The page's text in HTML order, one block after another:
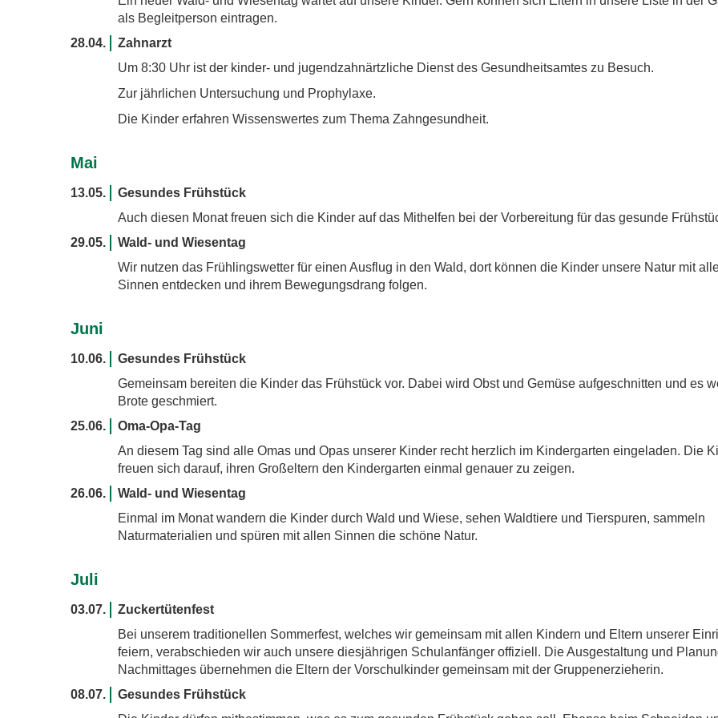
als Begleitperson eintragen.
28.04.
Zahnarzt
Um 8:30 Uhr ist der kinder- und jugendzahnärtzliche Dienst des Gesundheitsamtes zu Besuch.
Zur jährlichen Untersuchung und Prophylaxe.
Die Kinder erfahren Wissenswertes zum Thema Zahngesundheit.
Mai
13.05.
Gesundes Frühstück
Auch diesen Monat freuen sich die Kinder auf das Mithelfen bei der Vorbereitung für das gesunde
29.05.
Wald- und Wiesentag
Wir nutzen das Frühlingswetter für einen Ausflug in den Wald, dort können die Kinder unsere Natur mit
Sinnen entdecken und ihrem Bewegungsdrang folgen.
Juni
10.06.
Gesundes Frühstück
Gemeinsam bereiten die Kinder das Frühstück vor. Dabei wird Obst und Gemüse aufgeschnitten und es
Brote geschmiert.
25.06.
Oma-Opa-Tag
An diesem Tag sind alle Omas und Opas unserer Kinder recht herzlich im Kindergarten eingeladen. Die
freuen sich darauf, ihren Großeltern den Kindergarten einmal genauer zu zeigen.
26.06.
Wald- und Wiesentag
Einmal im Monat wandern die Kinder durch Wald und Wiese, sehen Waldtiere und Tierspuren, sammeln
Naturmaterialien und spüren mit allen Sinnen die schöne Natur.
Juli
03.07.
Zuckertütenfest
Bei unserem traditionellen Sommerfest, welches wir gemeinsam mit allen Kindern und Eltern unserer
feiern, verabschieden wir auch unsere diesjährigen Schulanfänger offiziell. Die Ausgestaltung und
Nachmittages übernehmen die Eltern der Vorschulkinder gemeinsam mit der Gruppenerzieherin.
08.07.
Gesundes Frühstück